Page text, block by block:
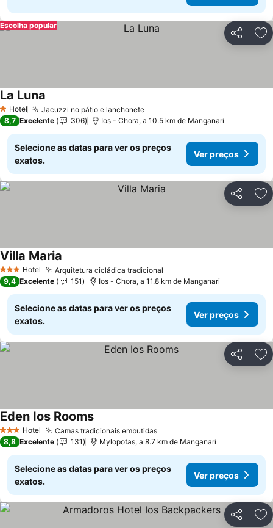
Partilhar
Escolha popular
1 Estrelas
Hotel Jacuzzi no pátio e lanchoneteVer preços
La Luna
8,7 Excelente 306 Ios - Chora, a 10.5 km de Manganari
Selecione as datas para ver os preços
exatos.
Ver preços
Partilhar
3 EstrelasHotel Arquitetura cicládica tradicional
Villa Maria
9,4 Excelente 151 Ios - Chora, a 11.8 km de Manganari
Selecione as datas para ver os preços
exatos.
Ver preços
Partilhar
3 EstrelasHotel Camas tradicionais embutidasVer preços
Eden Ios RoomsVer preços
8,8 Excelente 131 Mylopotas, a 8.7 km de Manganari
Selecione as datas para ver os preços
exatos.
Ver preços
Partilhar